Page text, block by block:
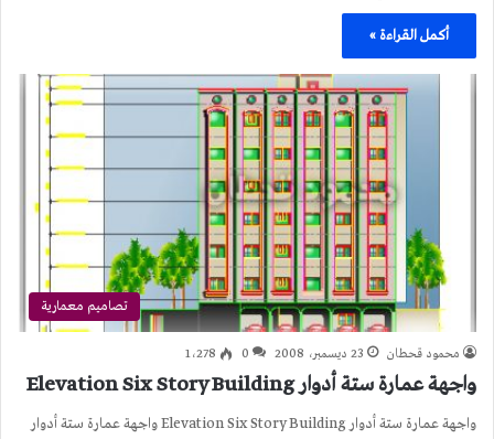
أكمل القراءة »
تصاميم معمارية
محمود قحطان 23 ديسمبر، 2008 0 1٬278
واجهة عمارة ستة أدوار Elevation Six Story Building
واجهة عمارة ستة أدوار Elevation Six Story Building واجهة عمارة ستة أدوار